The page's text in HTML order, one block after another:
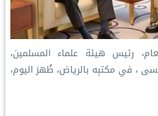
رئيس هيئة علماء المسلمين،
‬⁩، في مكتبِه بالرياض، ظُهرَ اليوم،